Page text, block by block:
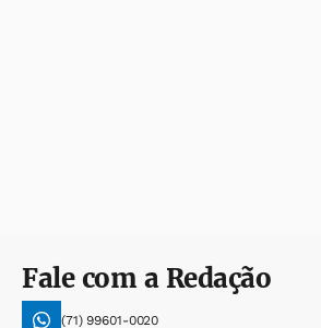
Fale com a Redação
(71) 99601-0020